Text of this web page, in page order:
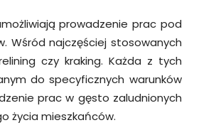
prowadzenie prac pod
Wśród najczęściej stosowanych
czy kraking. Każda z tych
do specyficznych warunków
prac w gęsto zaludnionych
życia mieszkańców.